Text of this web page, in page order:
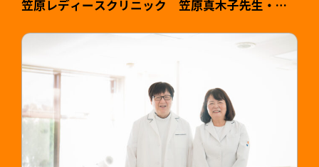
笠原レディースクリニック 笠原真木子先生・健